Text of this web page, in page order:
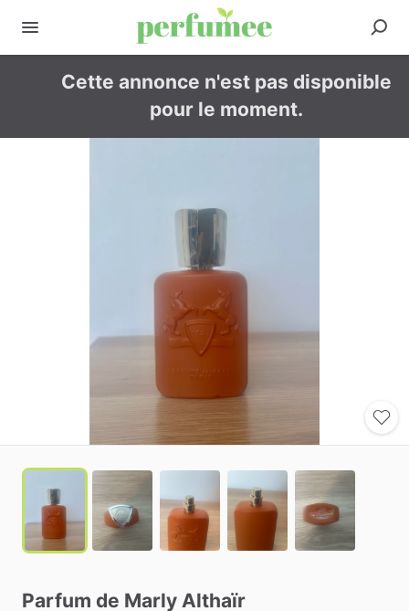
Cette annonce n'est pas disponible
pour le moment.
Parfum de Marly Althaïr